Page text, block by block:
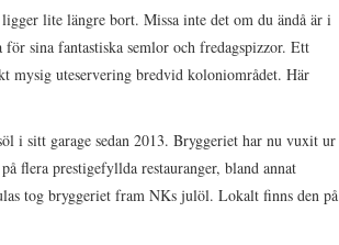
ligger lite längre bort. Missa inte det om du ändå är i
sina fantastiska semlor och fredagspizzor. Ett
mysig uteservering bredvid koloniområdet. Här
i sitt garage sedan 2013. Bryggeriet har nu vuxit ur
flera prestigefyllda restauranger, bland annat
tog bryggeriet fram NKs julöl. Lokalt finns den på